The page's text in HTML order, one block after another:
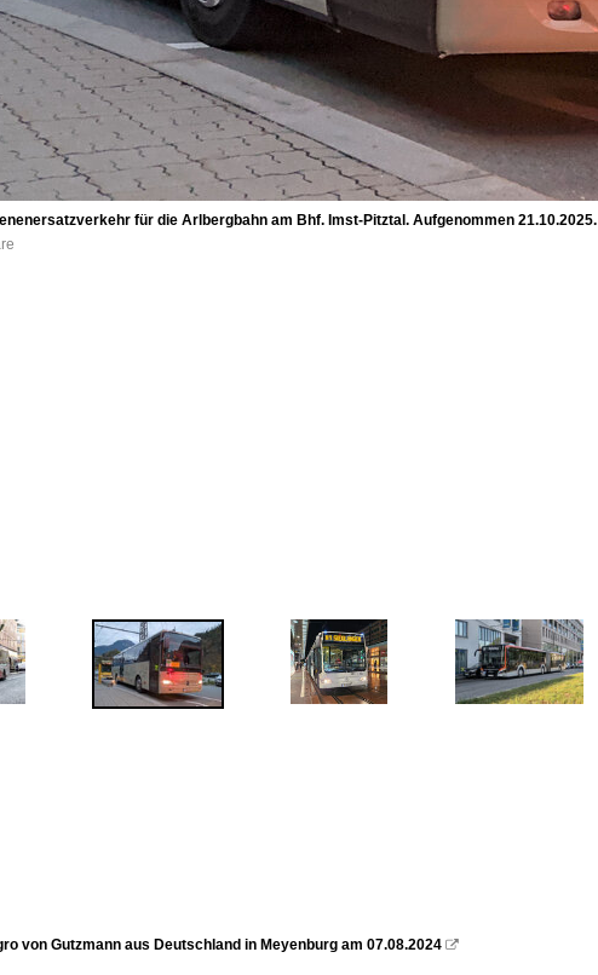
für die Arlbergbahn am Bhf. Imst-Pitztal. Aufgenommen 21.10.2025.
von Gutzmann aus Deutschland in Meyenburg am 07.08.2024 